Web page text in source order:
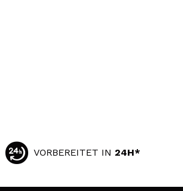
VORBEREITET IN 24H*